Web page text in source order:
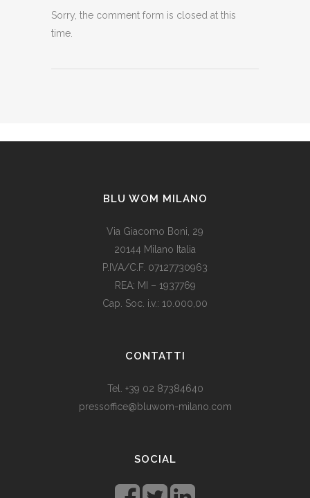
Sorry, the comment form is closed at this
time.
BLU WOM MILANO
Via Giacomo Boni, 29
20144 Milano Italia
P.IVA/C.F. 07127730963
REA: MI – 1937769
Cap. Soc. i.v.: 10.000,00
med dagens valutadevaluering må mange av oss ty til billige
stedet for dyre designerklokker.
CONTATTI
Tel. +39 02 87384640
pressoffice@bluwom-milano.com
Rolex replicasono un’ottima opzione che
SOCIAL